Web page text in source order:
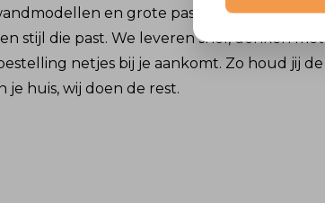
en grote passpiegels – bij ons
stijl die past. We leveren snel, denken met
netjes bij je aankomt. Zo houd jij de
huis, wij doen de rest.